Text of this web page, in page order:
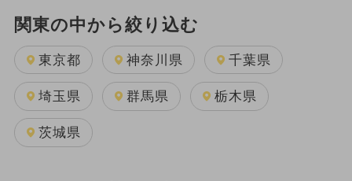
関東の中から絞り込む
東京都 神奈川県 千葉県
埼玉県 群馬県 栃木県
茨城県